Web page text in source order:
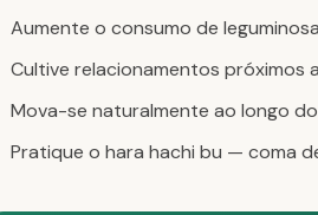
Aumente o consumo de
Cultive relacionamentos próximos
Mova-se naturalmente ao longo
Pratique o hara hachi bu — coma